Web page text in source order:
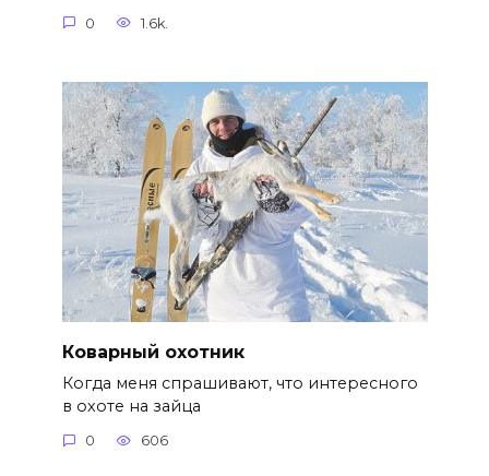
0 1.6k.
Коварный охотник
Когда меня спрашивают, что интересного
в охоте на зайца
0 606